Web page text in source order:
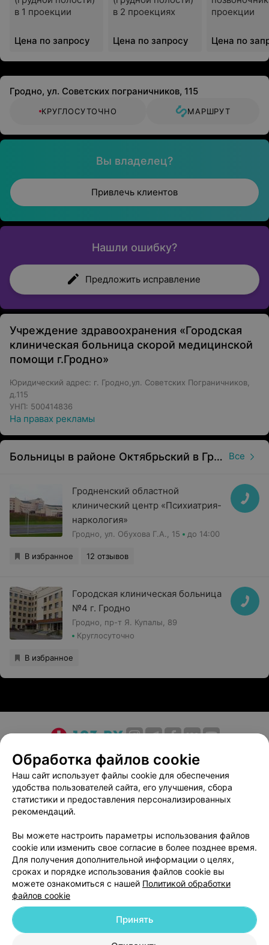
отделений оказывает профессиональную помощь не
Врачи больницы работают по следующим
направлениям:
Хирургия;
Неврология;
Нейрохирургия;
Дополнительные услуги:
Лечебный массаж;
Все виды исследований.
Наши специалисты:
Врачи клиники индивидуально подходят к каждому
посетителю, предлагают комплексную диагностику и
подходящий вид лечения.
Кроме того, для поддержания здорового духа
«всемирные дни здоровья».
Оборудование:
Сотрудники больницы ведут работу по внедрению
современных методов диагностики и лечения, а новое
и магнитно-резонансную томографию и проч.
Наши преимущества:
Работа по выходным;
Онлайн запись на консультацию;
Городская клиническая больница скорой
высшая ценность.
Обращаем ваше внимание, что
обязательна консультация
специалиста: рекламируемые
медицинские услуги могут иметь
противопоказания и побочные
реакции.
в 1 проекции
Цена по запросу
в 2 проекциях
Цена по запросу
проекции
Цена по
Гродно, ул. Советских пограничников, 115
КРУГЛОСУТОЧНО МАРШРУТ
Вы владелец?
Привлечь клиентов
Нашли ошибку?
Предложить исправление
Учреждение здравоохранения «Городская
клиническая больница скорой медицинской
помощи г.Гродно»
Юридический адрес: г. Гродно,ул. Советских Пограничников,
д.115
УНП: 500414836
На правах рекламы
Больницы в районе Октябрьский в Гродно Все
Гродненский областной
клинический центр «Психиатрия-
наркология»
Гродно, ул. Обухова Г.А., 15 до 14:00
В избранное 12 отзывов
Городская клиническая больница
№4 г. Гродно
Гродно, пр-т Я. Купалы, 89
Круглосуточно
В избранное
О проекте Новости проекта
Размещение рекламы
Медицинский маркетинг
Публичный договор
Пользовательское соглашение
Способы оплаты
Вакансии
Партнеры
Написать в поддержку
Персональные настройки cookie
Обработка персональных данных
Обработка файлов cookie
Наш сайт использует файлы cookie для обеспечения
удобства пользователей сайта, его улучшения, сбора
статистики и предоставления персонализированных
рекомендаций.
Вы можете настроить параметры использования файлов
cookie или изменить свое согласие в более позднее время.
Для получения дополнительной информации о целях,
сроках и порядке использования файлов cookie вы
можете ознакомиться с нашей Политикой обработки
файлов cookie
Принять